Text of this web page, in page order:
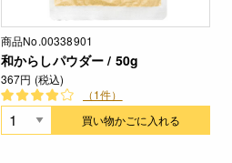
商品No.00338901
和からしパウダー / 50g
367円 (税込)
（1件）
買い物かごに入れる